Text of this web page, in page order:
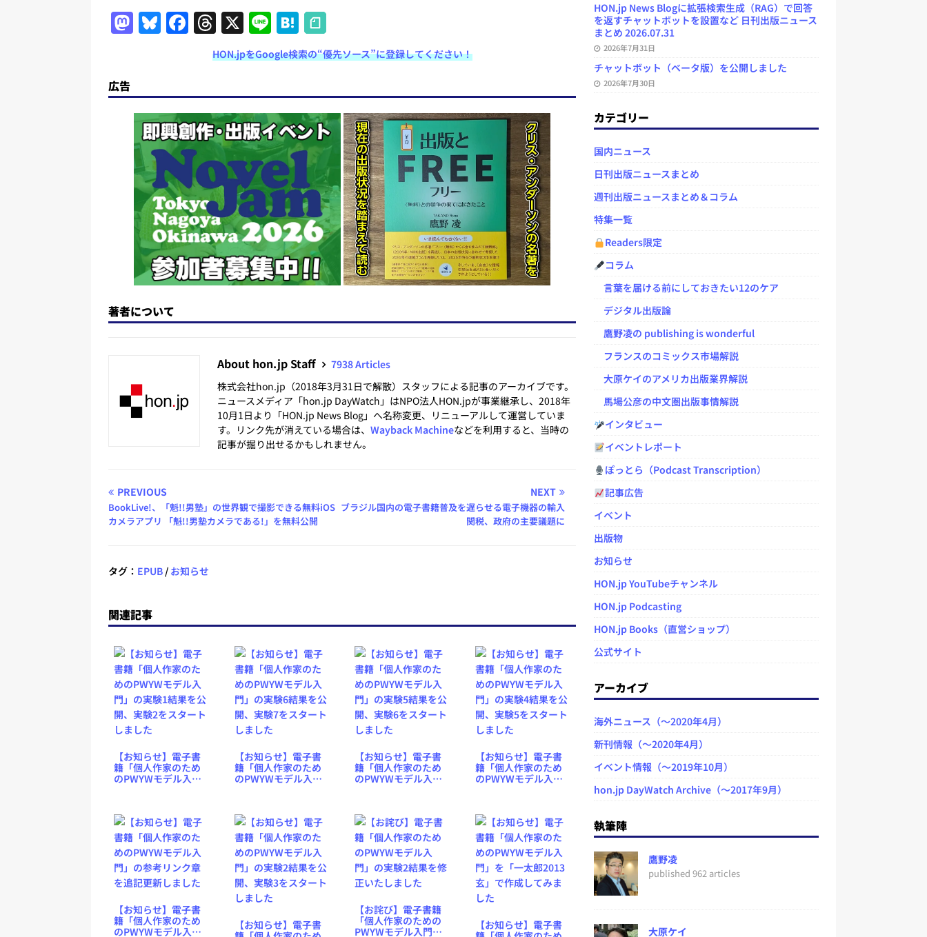
M
a
o
d
o
n
Bl
u
s
k
y
F
a
e
b
o
o
k
T
h
re
a
d
s
X Li
n
e
H
at
e
n
a
HON.jpをGoogle検索の“優先ソース”に登録してください！
広告
著者について
About hon.jp Staff
7938 Articles
株式会社hon.jp（2018年3月31日で解散）スタッフによる記事のアーカイブです。
ニュースメディア「hon.jp DayWatch」はNPO法人HON.jpが事業継承し、2018年
10月1日より「HON.jp News Blog」へ名称変更、リニューアルして運営していま
す。リンク先が消えている場合は、 Wayback Machineなどを利用すると、当時の
記事が掘り出せるかもしれません。
PREVIOUS
BookLive!、「魁!!男塾」の世界観で撮影できる無料iOS
カメラアプリ 「魁!!男塾カメラである!」を無料公開
NEXT
ブラジル国内の電子書籍普及を遅らせる電子機器の輸入
関税、政府の主要議題に
タグ： EPUB / お知らせ
関連記事
【お知らせ】電子書
籍「個人作家のため
のPWYWモデル入
しました
【お知らせ】電子書
籍「個人作家のため
のPWYWモデル入
しました
【お知らせ】電子書
籍「個人作家のため
のPWYWモデル入
しました
【お知らせ】電子書
籍「個人作家のため
のPWYWモデル入
しました
【お知らせ】電子書
籍「個人作家のため
のPWYWモデル入
【お知らせ】電子書
【お詫び】電子書籍
「個人作家のための
PWYWモデル入門」
【お知らせ】電子書
HON.jp News Blogに拡張検索生成（RAG）で回答
を返すチャットボットを設置など 日刊出版ニュース
まとめ 2026.07.31
2026年7月31日
チャットボット（ベータ版）を公開しました
2026年7月30日
カテゴリー
国内ニュース
日刊出版ニュースまとめ
週刊出版ニュースまとめ＆コラム
特集一覧
Readers限定
コラム
言葉を届ける前にしておきたい12のケア
デジタル出版論
鷹野凌の publishing is wonderful
フランスのコミックス市場解説
大原ケイのアメリカ出版業界解説
馬場公彦の中文圏出版事情解説
インタビュー
イベントレポート
ぽっとら（Podcast Transcription）
記事広告
イベント
出版物
お知らせ
HON.jp YouTubeチャンネル
HON.jp Podcasting
HON.jp Books（直営ショップ）
公式サイト
アーカイブ
海外ニュース（～2020年4月）
新刊情報（～2020年4月）
イベント情報（～2019年10月）
hon.jp DayWatch Archive（～2017年9月）
執筆陣
鷹野凌
published 962 articles
大原ケイ